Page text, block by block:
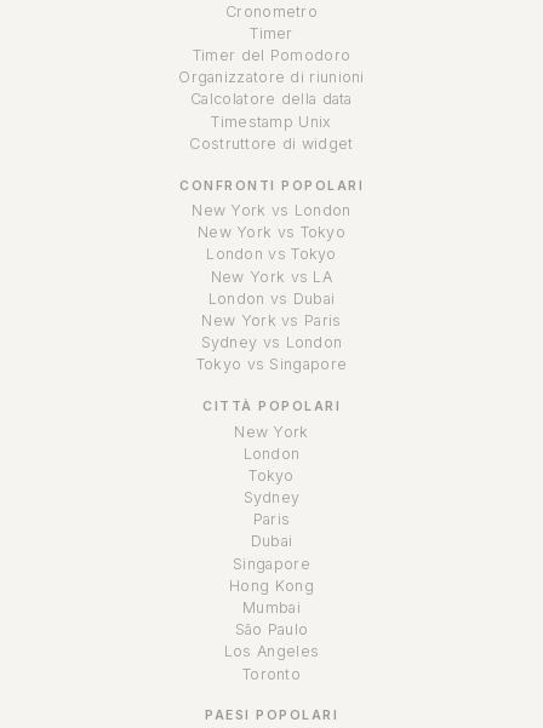
Cronometro
Timer
Timer del Pomodoro
Organizzatore di riunioni
Calcolatore della data
Timestamp Unix
Costruttore di widget
CONFRONTI POPOLARI
New York vs London
New York vs Tokyo
London vs Tokyo
New York vs LA
London vs Dubai
New York vs Paris
Sydney vs London
Tokyo vs Singapore
CITTÀ POPOLARI
New York
London
Tokyo
Sydney
Paris
Dubai
Singapore
Hong Kong
Mumbai
São Paulo
Los Angeles
Toronto
PAESI POPOLARI